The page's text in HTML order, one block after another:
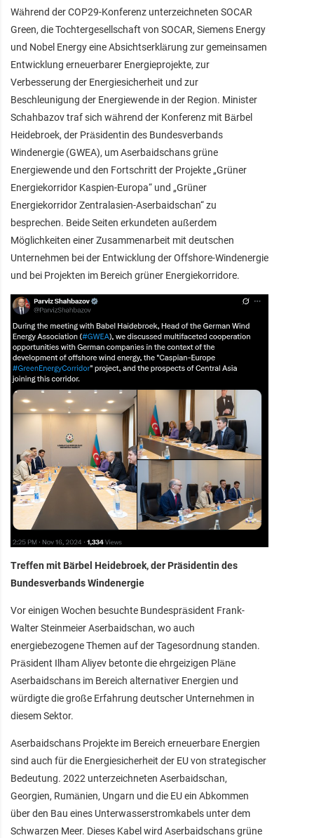
Während der COP29-Konferenz unterzeichneten SOCAR
Green, die Tochtergesellschaft von SOCAR, Siemens Energy
und Nobel Energy eine Absichtserklärung zur gemeinsamen
Entwicklung erneuerbarer Energieprojekte, zur
Verbesserung der Energiesicherheit und zur
Beschleunigung der Energiewende in der Region. Minister
Schahbazov traf sich während der Konferenz mit Bärbel
Heidebroek, der Präsidentin des Bundesverbands
Windenergie (GWEA), um Aserbaidschans grüne
Energiewende und den Fortschritt der Projekte „Grüner
Energiekorridor Kaspien-Europa“ und „Grüner
Energiekorridor Zentralasien-Aserbaidschan“ zu
besprechen. Beide Seiten erkundeten außerdem
Möglichkeiten einer Zusammenarbeit mit deutschen
Unternehmen bei der Entwicklung der Offshore-Windenergie
und bei Projekten im Bereich grüner Energiekorridore.
Treffen mit Bärbel Heidebroek, der Präsidentin des
Bundesverbands Windenergie
Vor einigen Wochen besuchte Bundespräsident Frank-
Walter Steinmeier Aserbaidschan, wo auch
energiebezogene Themen auf der Tagesordnung standen.
Präsident Ilham Aliyev betonte die ehrgeizigen Pläne
Aserbaidschans im Bereich alternativer Energien und
würdigte die große Erfahrung deutscher Unternehmen in
diesem Sektor.
Aserbaidschans Projekte im Bereich erneuerbare Energien
sind auch für die Energiesicherheit der EU von strategischer
Bedeutung. 2022 unterzeichneten Aserbaidschan,
Georgien, Rumänien, Ungarn und die EU ein Abkommen
über den Bau eines Unterwasserstromkabels unter dem
Schwarzen Meer. Dieses Kabel wird Aserbaidschans grüne